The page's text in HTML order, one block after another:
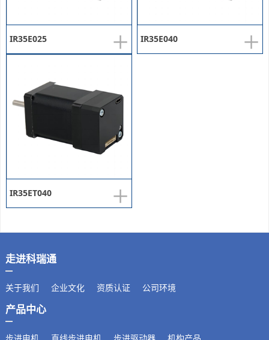
+
IR35E025 +
IR35E040
+
IR35ET040
走进科瑞通
关于我们 企业文化 资质认证 公司环境
产品中心